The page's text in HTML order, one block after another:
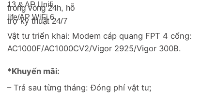
13 & AP Unifi
life/AP WiFi 6
trong vòng 24h, hỗ
trợ kỹ thuật 24/7
Vật tư triển khai: Modem cáp quang FPT 4 cổng:
AC1000F/AC1000CV2/Vigor 2925/Vigor 300B.
*Khuyến mãi:
– Trả sau từng tháng: Đóng phí vật tư;